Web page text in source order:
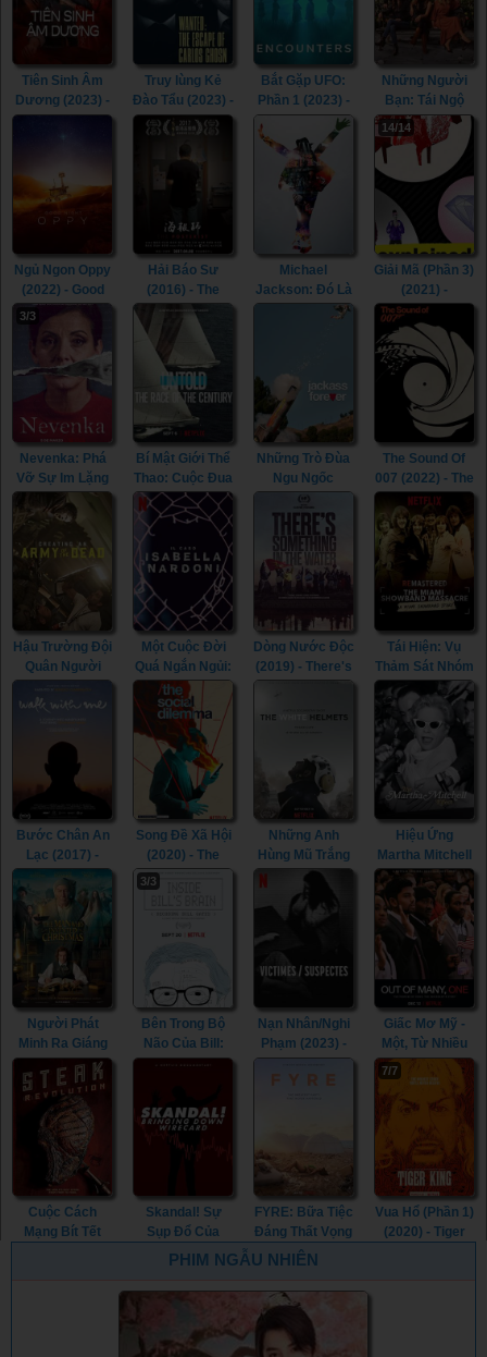
(2023)
Bomb (2023)
Tiên Sinh Âm
Dương (2023) -
Mr. Ghost (2023)
Truy lùng Kẻ
Đào Tẩu (2023) -
Wanted: The
Carlos Ghosn
(2023)
Bắt Gặp UFO:
Phần 1 (2023) -
Encounters:
Season 1 (2023)
Những Người
Bạn: Tái Ngộ
(2021) - Friends:
The Reunion
(2021)
Ngủ Ngon Oppy
(2022) - Good
Night Oppy
(2022)
Hải Báo Sư
(2016) - The
Posterist (2016)
Michael
Jackson: Đó Là
Anh (2009) -
14/14
Giải Mã (Phần 3)
(2021) -
Explained
(Season 3)
(2021)
3/3
Nevenka: Phá
Vỡ Sự Im Lặng
Nevenka:
Silence (2021)
Bí Mật Giới Thể
Thao: Cuộc Đua
Thế Kỷ (2022) -
Untold: The
Race Of The
Century (2022)
Những Trò Đùa
Ngu Ngốc
(2022) -
Jackass
Forever (2022)
The Sound Of
007 (2022) - The
Sound Of 007
(2022)
Hậu Trường Đội
Quân Người
Creating An
Army Of The
Dead (2021)
Một Cuộc Đời
Quá Ngắn Ngủi:
Vụ Án Isabella
Nardoni (2023) -
A Life Too
Short: The
Isabella Nardoni
Case (2023)
Dòng Nước Độc
(2019) - There's
(2019)
Tái Hiện: Vụ
Thảm Sát Nhóm
Showband
(2019) -
ReMastered:
The Miami
Showband
Massacre
(2019)
Bước Chân An
Lạc (2017) -
Walk With Me
(2017)
Song Đề Xã Hội
(2020) - The
Social Dilemma
Những Anh
Hùng Mũ Trắng
(2016) - The
White Helmets
(2016)
Hiệu Ứng
Martha Mitchell
(2022) - The
Martha Mitchell
Effect (2022)
Người Phát
Minh Ra Giáng
Sinh (2017) -
The Man Who
Invented
Christmas
(2017)
3/3
Bên Trong Bộ
Não Của Bill:
Giải Mã Bill
Brain: Decoding
Bill Gates
(2019)
Nạn Nhân/Nghi
Phạm (2023) -
Victim/Suspect
(2023)
Giấc Mơ Mỹ -
Một, Từ Nhiều
(2018) - Out Of
Many, One
(2018)
Cuộc Cách
Mạng Bít Tết
Skandal! Sự
Sụp Đổ Của
Wirecard (2022)
Bringing Down
FYRE: Bữa Tiệc
Đáng Thất Vọng
(2019) - FYRE:
Party That
Never
Happened
(2019)
7/7
Vua Hổ (Phần 1)
(2020) - Tiger
PHIM NGẪU NHIÊN